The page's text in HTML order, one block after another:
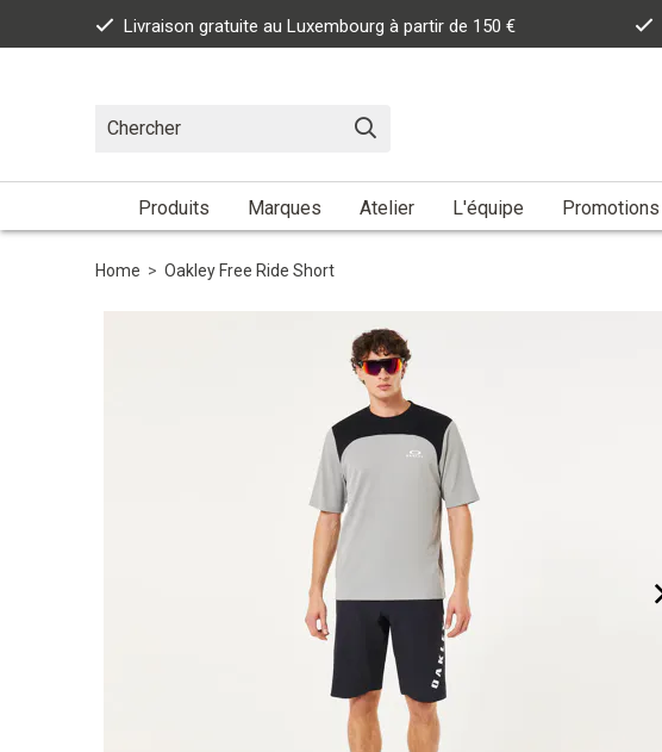
Livraison gratuite au Luxembourg à partir de 150 €
Produits Marques Atelier L'équipe Promotions
Home > Oakley Free Ride Short